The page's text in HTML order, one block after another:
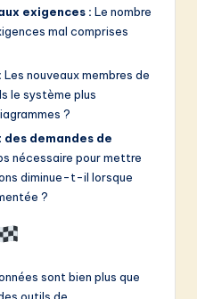
exigences : Le nombre
mal comprises
Les nouveaux membres de
le système plus
?
demandes de
nécessaire pour mettre
diminue-t-il lorsque
?
sont bien plus que